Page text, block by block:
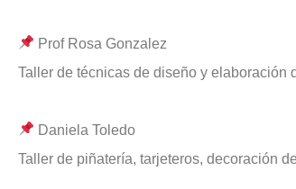
Prof Rosa Gonzalez
Taller de técnicas de diseño y elaboración
Daniela Toledo
Taller de piñatería, tarjeteros, decoración